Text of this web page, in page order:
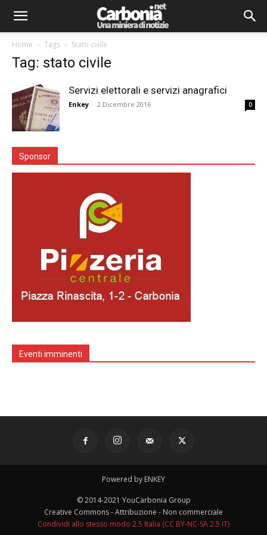
Home Tags Stato civile
Tag: stato civile
Servizi elettorali e servizi anagrafici
Enkey - 2 Dicembre 2016 0
Sponsor
Eventi imminenti
Powered by ENKEY
© 2014-2021 YouCarbonia Group
Creative Commons - Attribuzione - Non commerciale
Condividi allo stesso modo 2.5 Italia (CC BY-NC-SA 2.5 IT)